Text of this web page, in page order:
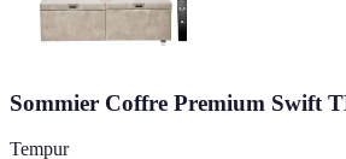
Sommier Coffre Premium Swift
Tempur